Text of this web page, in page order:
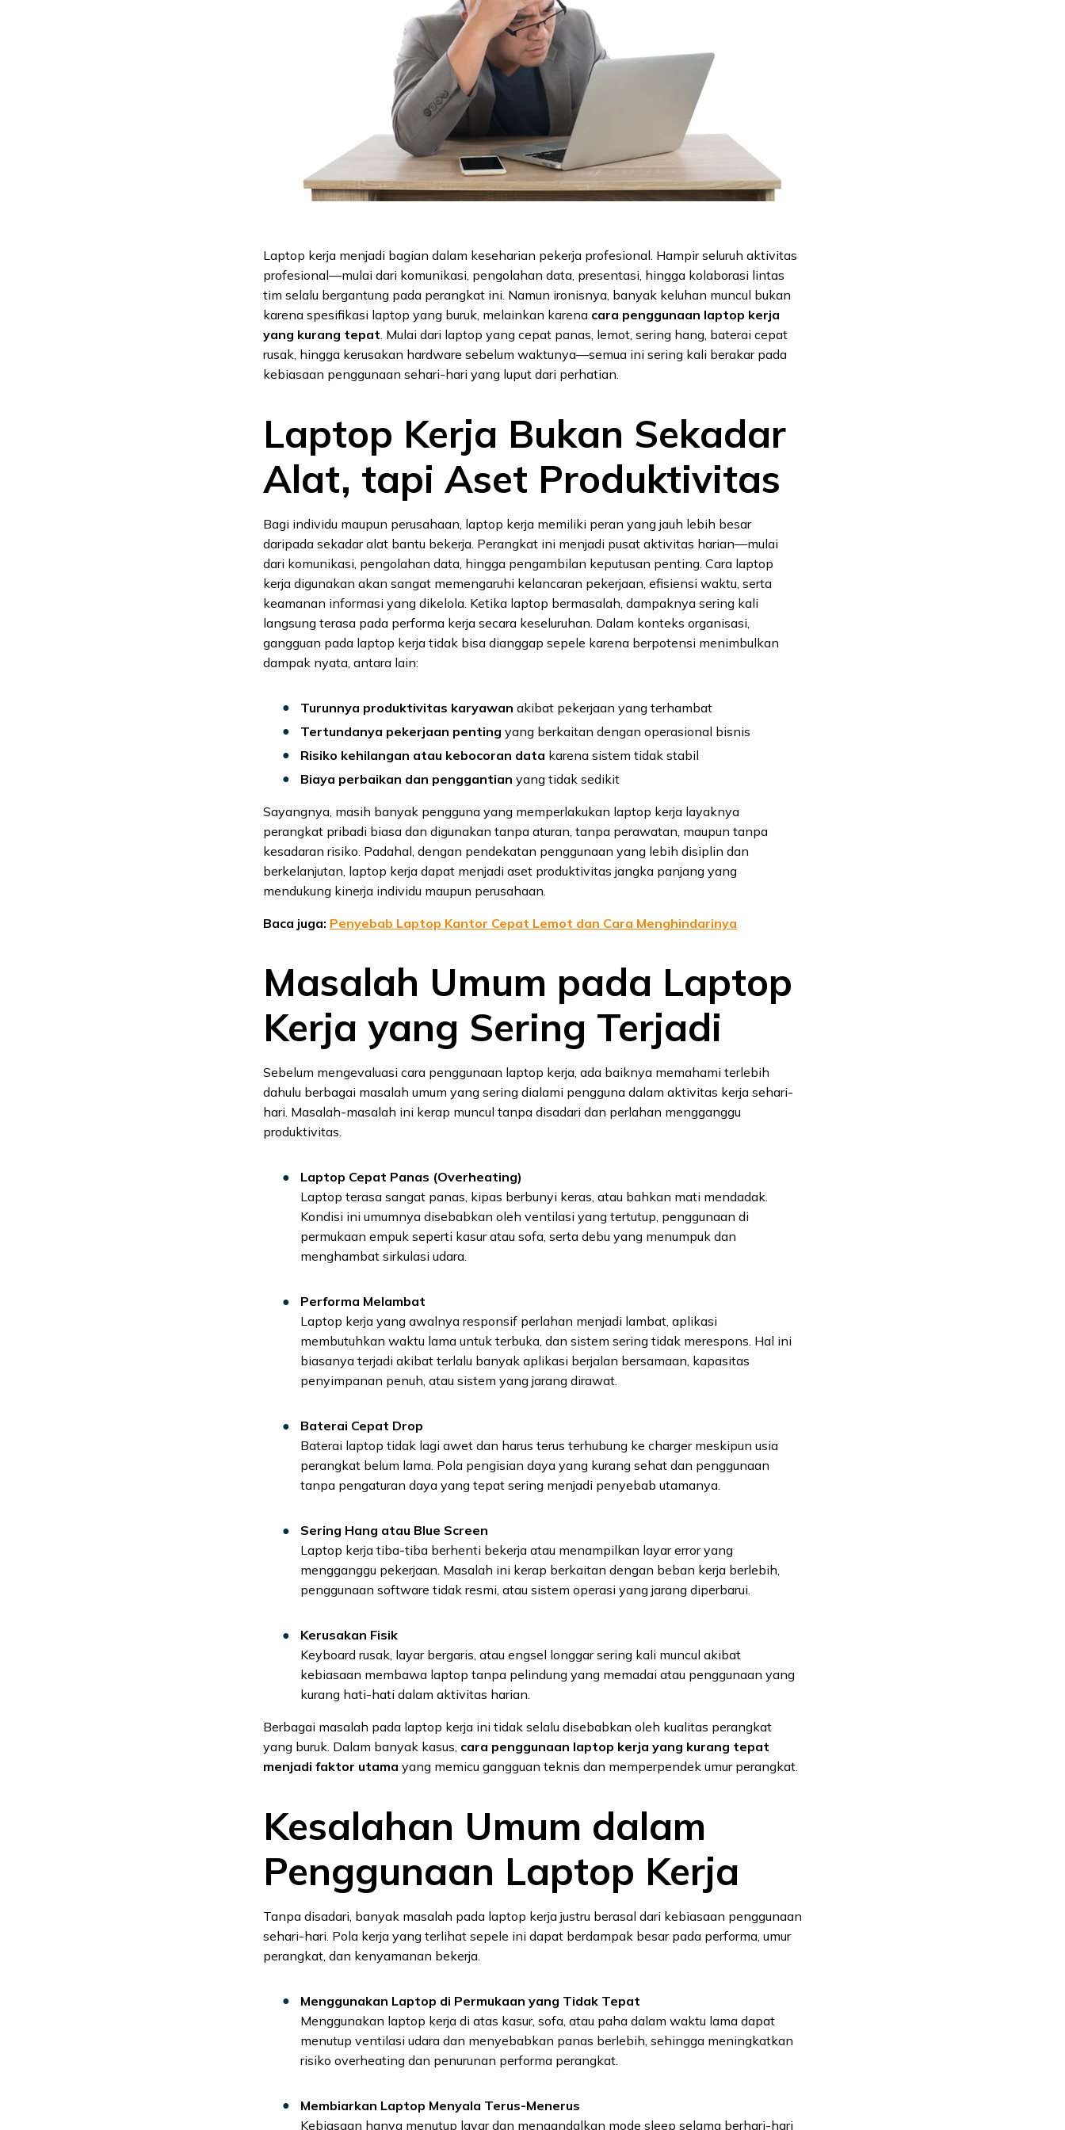
Laptop kerja menjadi bagian dalam keseharian pekerja profesional. Hampir seluruh aktivitas
profesional—mulai dari komunikasi, pengolahan data, presentasi, hingga kolaborasi lintas
tim selalu bergantung pada perangkat ini. Namun ironisnya, banyak keluhan muncul bukan
karena spesifikasi laptop yang buruk, melainkan karena cara penggunaan laptop kerja
yang kurang tepat. Mulai dari laptop yang cepat panas, lemot, sering hang, baterai cepat
rusak, hingga kerusakan hardware sebelum waktunya—semua ini sering kali berakar pada
kebiasaan penggunaan sehari-hari yang luput dari perhatian.
Laptop Kerja Bukan Sekadar
Alat, tapi Aset Produktivitas
Bagi individu maupun perusahaan, laptop kerja memiliki peran yang jauh lebih besar
daripada sekadar alat bantu bekerja. Perangkat ini menjadi pusat aktivitas harian—mulai
dari komunikasi, pengolahan data, hingga pengambilan keputusan penting. Cara laptop
kerja digunakan akan sangat memengaruhi kelancaran pekerjaan, efisiensi waktu, serta
keamanan informasi yang dikelola. Ketika laptop bermasalah, dampaknya sering kali
langsung terasa pada performa kerja secara keseluruhan. Dalam konteks organisasi,
gangguan pada laptop kerja tidak bisa dianggap sepele karena berpotensi menimbulkan
dampak nyata, antara lain:
Turunnya produktivitas karyawan akibat pekerjaan yang terhambat
Tertundanya pekerjaan penting yang berkaitan dengan operasional bisnis
Risiko kehilangan atau kebocoran data karena sistem tidak stabil
Biaya perbaikan dan penggantian yang tidak sedikit
Sayangnya, masih banyak pengguna yang memperlakukan laptop kerja layaknya
perangkat pribadi biasa dan digunakan tanpa aturan, tanpa perawatan, maupun tanpa
kesadaran risiko. Padahal, dengan pendekatan penggunaan yang lebih disiplin dan
berkelanjutan, laptop kerja dapat menjadi aset produktivitas jangka panjang yang
mendukung kinerja individu maupun perusahaan.
Baca juga: Penyebab Laptop Kantor Cepat Lemot dan Cara Menghindarinya
Masalah Umum pada Laptop
Kerja yang Sering Terjadi
Sebelum mengevaluasi cara penggunaan laptop kerja, ada baiknya memahami terlebih
dahulu berbagai masalah umum yang sering dialami pengguna dalam aktivitas kerja sehari-
hari. Masalah-masalah ini kerap muncul tanpa disadari dan perlahan mengganggu
produktivitas.
Laptop Cepat Panas (Overheating)
Laptop terasa sangat panas, kipas berbunyi keras, atau bahkan mati mendadak.
Kondisi ini umumnya disebabkan oleh ventilasi yang tertutup, penggunaan di
permukaan empuk seperti kasur atau sofa, serta debu yang menumpuk dan
menghambat sirkulasi udara.
Performa Melambat
Laptop kerja yang awalnya responsif perlahan menjadi lambat, aplikasi
membutuhkan waktu lama untuk terbuka, dan sistem sering tidak merespons. Hal ini
biasanya terjadi akibat terlalu banyak aplikasi berjalan bersamaan, kapasitas
penyimpanan penuh, atau sistem yang jarang dirawat.
Baterai Cepat Drop
Baterai laptop tidak lagi awet dan harus terus terhubung ke charger meskipun usia
perangkat belum lama. Pola pengisian daya yang kurang sehat dan penggunaan
tanpa pengaturan daya yang tepat sering menjadi penyebab utamanya.
Sering Hang atau Blue Screen
Laptop kerja tiba-tiba berhenti bekerja atau menampilkan layar error yang
mengganggu pekerjaan. Masalah ini kerap berkaitan dengan beban kerja berlebih,
penggunaan software tidak resmi, atau sistem operasi yang jarang diperbarui.
Kerusakan Fisik
Keyboard rusak, layar bergaris, atau engsel longgar sering kali muncul akibat
kebiasaan membawa laptop tanpa pelindung yang memadai atau penggunaan yang
kurang hati-hati dalam aktivitas harian.
Berbagai masalah pada laptop kerja ini tidak selalu disebabkan oleh kualitas perangkat
yang buruk. Dalam banyak kasus, cara penggunaan laptop kerja yang kurang tepat
menjadi faktor utama yang memicu gangguan teknis dan memperpendek umur perangkat.
Kesalahan Umum dalam
Penggunaan Laptop Kerja
Tanpa disadari, banyak masalah pada laptop kerja justru berasal dari kebiasaan penggunaan
sehari-hari. Pola kerja yang terlihat sepele ini dapat berdampak besar pada performa, umur
perangkat, dan kenyamanan bekerja.
Menggunakan Laptop di Permukaan yang Tidak Tepat
Menggunakan laptop kerja di atas kasur, sofa, atau paha dalam waktu lama dapat
menutup ventilasi udara dan menyebabkan panas berlebih, sehingga meningkatkan
risiko overheating dan penurunan performa perangkat.
Membiarkan Laptop Menyala Terus-Menerus
Kebiasaan hanya menutup layar dan mengandalkan mode sleep selama berhari-hari